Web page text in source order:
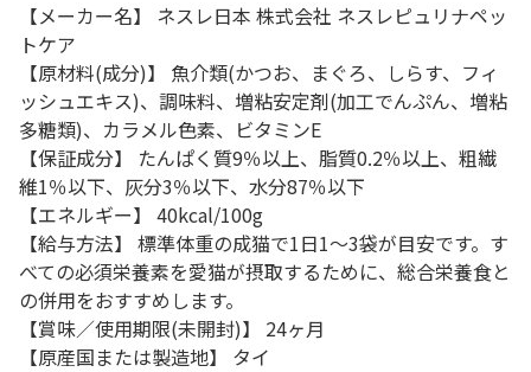
【メーカー名】 ネスレ日本 株式会社 ネスレピュリナペッ
トケア
【原材料(成分)】 魚介類(かつお、まぐろ、しらす、フィ
ッシュエキス)、調味料、増粘安定剤(加工でんぷん、増粘
多糖類)、カラメル色素、ビタミンE
【保証成分】 たんぱく質9％以上、脂質0.2％以上、粗繊
維1％以下、灰分3％以下、水分87％以下
【エネルギー】 40kcal/100g
【給与方法】 標準体重の成猫で1日1～3袋が目安です。す
べての必須栄養素を愛猫が摂取するために、総合栄養食と
の併用をおすすめします。
【賞味／使用期限(未開封)】 24ヶ月
【原産国または製造地】 タイ